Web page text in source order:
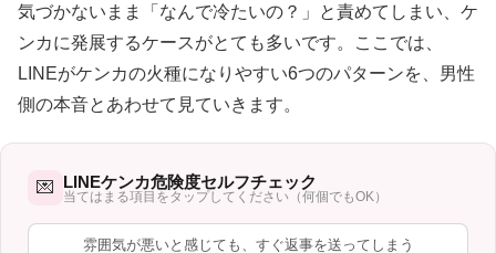
気づかないまま「なんで冷たいの？」と責めてしまい、ケ
ンカに発展するケースがとても多いです。ここでは、
LINEがケンカの火種になりやすい6つのパターンを、男性
側の本音とあわせて見ていきます。
💌 LINEケンカ危険度セルフチェック
当てはまる項目をタップしてください（何個でもOK）
雰囲気が悪いと感じても、すぐ返事を送ってしまう